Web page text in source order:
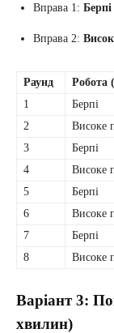
Вправа 1: Берпі
Вправа 2:
Раунд Робота
1
Берпі
2
Високе
3
Берпі
4
Високе
5
Берпі
6
Високе
7
Берпі
8
Високе
Варіант 3:
хвилин)